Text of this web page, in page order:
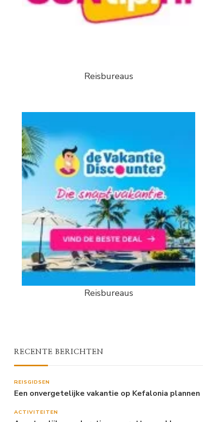
Reisbureaus
Reisbureaus
RECENTE BERICHTEN
REISGIDSEN
Een onvergetelijke vakantie op Kefalonia plannen
ACTIVITEITEN